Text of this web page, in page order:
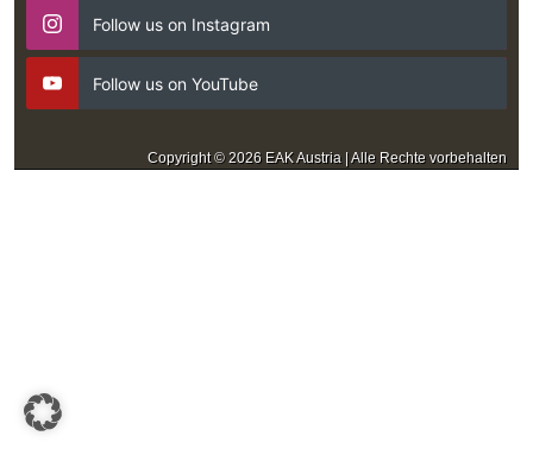
Follow us on Instagram
Follow us on YouTube
Copyright © 2026 EAK Austria | Alle Rechte vorbehalten